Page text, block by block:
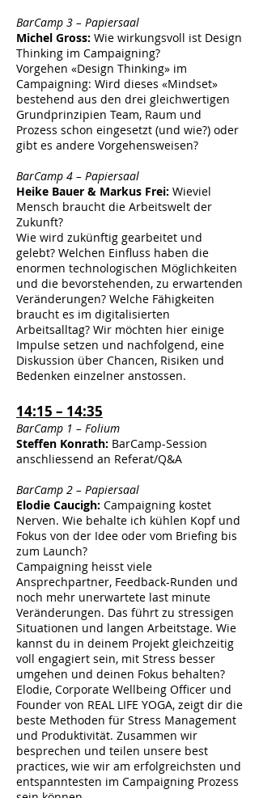
BarCamp 3 – Papiersaal
Michel Gross: Wie wirkungsvoll ist Design
Thinking im Campaigning?
Vorgehen «Design Thinking» im
Campaigning: Wird dieses «Mindset»
bestehend aus den drei gleichwertigen
Grundprinzipien Team, Raum und
Prozess schon eingesetzt (und wie?) oder
gibt es andere Vorgehensweisen?
BarCamp 4 – Papiersaal
Heike Bauer & Markus Frei: Wieviel
Mensch braucht die Arbeitswelt der
Zukunft?
Wie wird zukünftig gearbeitet und
gelebt? Welchen Einfluss haben die
enormen technologischen Möglichkeiten
und die bevorstehenden, zu erwartenden
Veränderungen? Welche Fähigkeiten
braucht es im digitalisierten
Arbeitsalltag? Wir möchten hier einige
Impulse setzen und nachfolgend, eine
Diskussion über Chancen, Risiken und
Bedenken einzelner anstossen.
14:15 – 14:35
BarCamp 1 – Folium
Steffen Konrath: BarCamp-Session
anschliessend an Referat/Q&A
BarCamp 2 – Papiersaal
Elodie Caucigh: Campaigning kostet
Nerven. Wie behalte ich kühlen Kopf und
Fokus von der Idee oder vom Briefing bis
zum Launch?
Campaigning heisst viele
Ansprechpartner, Feedback-Runden und
noch mehr unerwartete last minute
Veränderungen. Das führt zu stressigen
Situationen und langen Arbeitstage. Wie
kannst du in deinem Projekt gleichzeitig
voll engagiert sein, mit Stress besser
umgehen und deinen Fokus behalten?
Elodie, Corporate Wellbeing Officer und
Founder von REAL LIFE YOGA, zeigt dir die
beste Methoden für Stress Management
und Produktivität. Zusammen wir
besprechen und teilen unsere best
practices, wie wir am erfolgreichsten und
entspanntesten im Campaigning Prozess